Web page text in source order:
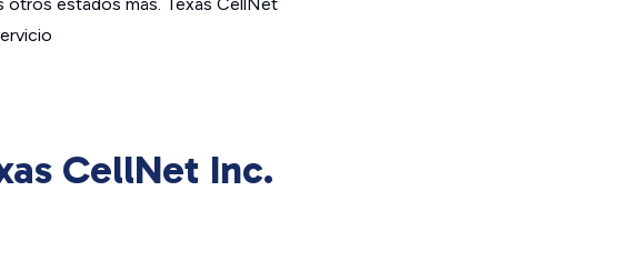
CellNet Inc.